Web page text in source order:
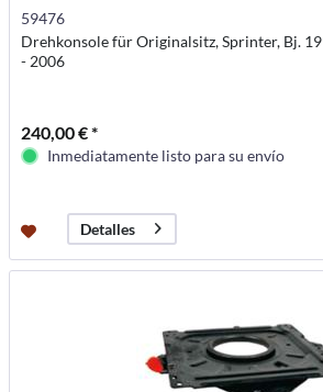
59476
Drehkonsole für Originalsitz, Sprinter, Bj.
- 2006
240,00 € *
Inmediatamente listo para su envío
Detalles